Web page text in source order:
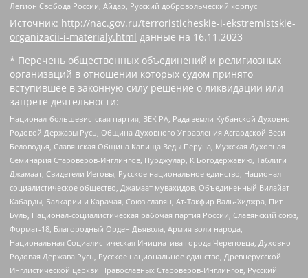
Легион Свобода России, Айдар, Русский добровольческий корпус
Источник: http://nac.gov.ru/terroristicheskie-i-ekstremistskie-
organizacii-i-materialy.html данные на 16.11.2023
* Перечень общественных объединений и религиозных
организаций в отношении которых судом принято
вступившее в законную силу решение о ликвидации или
запрете деятельности:
Национал-большевистская партия, ВЕК РА, Рада земли Кубанской Духовно
Родовой Державы Русь, Община Духовного Управления Асгардской Веси
Беловодья, Славянская Община Капища Веды Перуна, Мужская Духовная
Семинария Староверов-Инглингов, Нурджулар, К Богодержавию, Таблиги
Джамаат, Свидетели Иеговы, Русское национальное единство, Национал-
социалистическое общество, Джамаат мувахидов, Объединенный Вилайат
Кабарды, Балкарии и Карачая, Союз славян, Ат-Такфир Валь-Хиджра, Пит
Буль, Национал-социалистическая рабочая партия России, Славянский союз,
Формат-18, Благородный Орден Дьявола, Армия воли народа,
Национальная Социалистическая Инициатива города Череповца, Духовно-
Родовая Держава Русь, Русское национальное единство, Древнерусской
Инглистической церкви Православных Староверов-Инглингов, Русский